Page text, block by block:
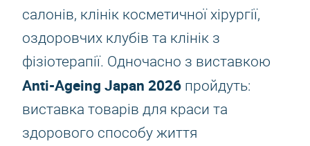
салонів, клінік косметичної хірургії,
оздоровчих клубів та клінік з
фізіотерапії. Одночасно з виставкою
Anti-Ageing Japan 2026 пройдуть:
виставка товарів для краси та
здорового способу життя